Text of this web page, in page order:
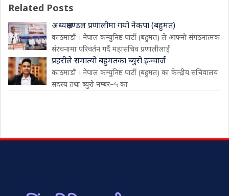
Related Posts
अध्यक्षमण्डल प्रणालीमा गयो नेकपा (बहुमत)
काठमाडौं । नेपाल कम्युनिष्ट पार्टी (बहुमत) ले आफ्नो संगठनात्मक
संरचनामा परिवर्तन गर्दै महासचिव प्रणालीलाई
प्रहरीले समात्यो बहुमतका ब्युरो इञ्चार्ज
काठमाडौं । नेपाल कम्युनिष्ट पार्टी (बहुमत) का केन्द्रीय सचिवालय
सदस्य तथा ब्युरो नम्बर–५ का